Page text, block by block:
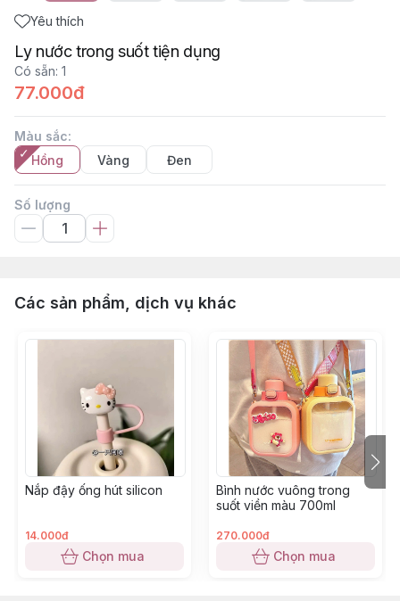
Yêu thích
Ly nước trong suốt tiện dụng
Có sẵn: 1
77.000đ
Màu sắc:
Hồng
Vàng Đen
Số lượng
Các sản phẩm, dịch vụ khác
Nắp đậy ống hút silicon
14.000đ
Chọn mua
Bình nước vuông trong
suốt viền màu 700ml
270.000đ
Chọn mua